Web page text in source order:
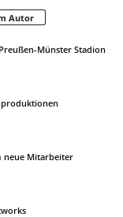
Autor
Münster Stadion
neue Mitarbeiter